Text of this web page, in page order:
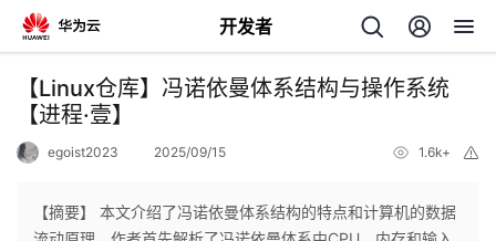
开发者
返
回
【Linux仓库】冯诺依曼体系结构与操作系统
【进程·壹】
egoist2023 2025/09/15 1.6k+
【摘要】 本文介绍了冯诺依曼体系结构的特点和计算机的数据